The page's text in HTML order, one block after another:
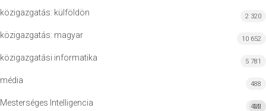
közigazgatás: külföldön 2 320
közigazgatás: magyar 10 652
közigazgatási informatika 5 781
média 488
Mesterséges Intelligencia MI
422